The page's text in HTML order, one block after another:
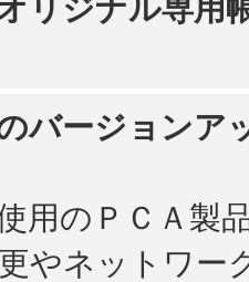
リジナル専用
バージョンア
用のＰＣＡ製
やネットワー